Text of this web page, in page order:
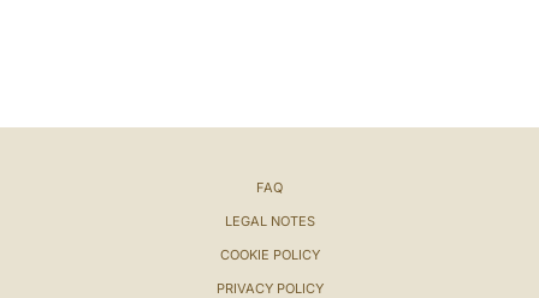
FAQ
LEGAL NOTES
COOKIE POLICY
PRIVACY POLICY